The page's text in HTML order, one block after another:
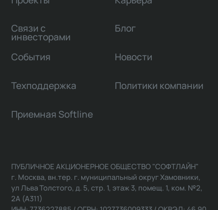
Связи с
инвесторами
Блог
События Новости
Техподдержка Политики компании
Приемная Softline
ПУБЛИЧНОЕ АКЦИОНЕРНОЕ ОБЩЕСТВО "СОФТЛАЙН"
г. Москва, вн.тер. г. муниципальный округ Хамовники,
ул Льва Толстого, д. 5, стр. 1, этаж 3, помещ. 1, ком. №2,
2А (А311)